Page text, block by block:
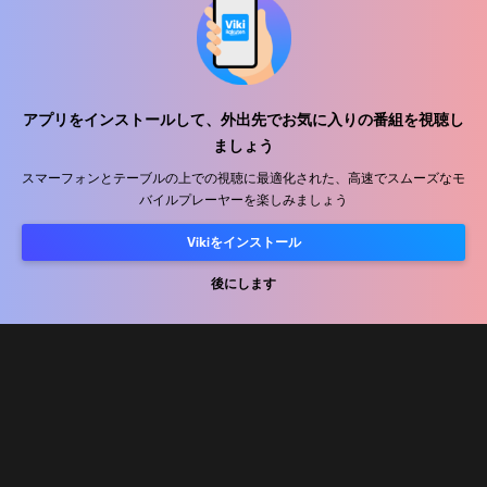
アプリをインストールして、外出先でお気に入りの番組を視聴し
ましょう
スマーフォンとテーブルの上での視聴に最適化された、高速でスムーズなモ
バイルプレーヤーを楽しみましょう
Vikiをインストール
後にします
ヘルプセンター
販売パートナー